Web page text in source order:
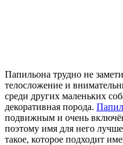
Папильона трудно не
телосложение и
среди других маленьких
декоративная порода.
подвижным и очень
поэтому имя для него
такое, которое подходит